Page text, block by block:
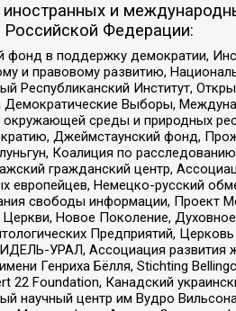
и
Российской Федерации:
фонд в поддержку демократии,
и правовому развитию,
Республиканский Институт,
Выборы,
среды и природных
Джеймстаунский фонд,
Коалиция по
гражданский центр,
европейцев, Немецко-русский
свободы информации, Проект
Церкви, Новое Поколение,
Предприятий,
УРАЛ, Ассоциация развития
Генриха Бёлля, Stichting
22 Foundation, Канадский
научный центр им Вудро